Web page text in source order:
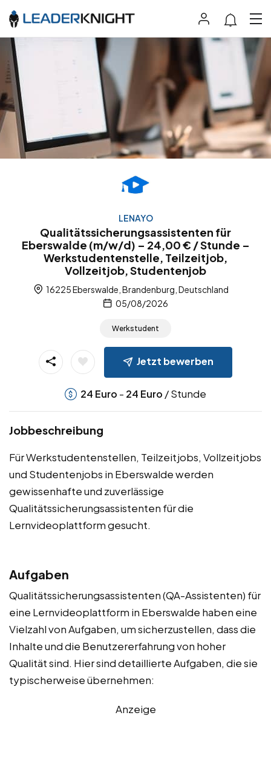
LENAYO
Qualitätssicherungsassistenten für
Eberswalde (m/w/d) – 24,00 € / Stunde –
Werkstudentenstelle, Teilzeitjob,
Vollzeitjob, Studentenjob
16225 Eberswalde, Brandenburg, Deutschland
05/08/2026
Werkstudent
Jetzt bewerben
24 Euro - 24 Euro / Stunde
Jobbeschreibung
Für Werkstudentenstellen, Teilzeitjobs, Vollzeitjobs
und Studentenjobs in Eberswalde werden
gewissenhafte und zuverlässige
Qualitätssicherungsassistenten für die
Lernvideoplattform gesucht.
Aufgaben
Qualitätssicherungsassistenten (QA-Assistenten) für
eine Lernvideoplattform in Eberswalde haben eine
Vielzahl von Aufgaben, um sicherzustellen, dass die
Inhalte und die Benutzererfahrung von hoher
Qualität sind. Hier sind detaillierte Aufgaben, die sie
typischerweise übernehmen:
Anzeige